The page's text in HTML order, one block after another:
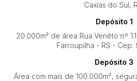
Caxias do Sul,
Depósito 1
20.000m² de área Rua Venêto nº
Farroupilha - RS - Cep:
Depósito 3
Área com mais de 100.000m²,